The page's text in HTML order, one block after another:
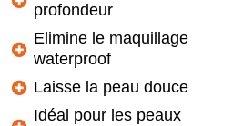
profondeur
Elimine le maquillage
waterproof
Laisse la peau douce
Idéal pour les peaux